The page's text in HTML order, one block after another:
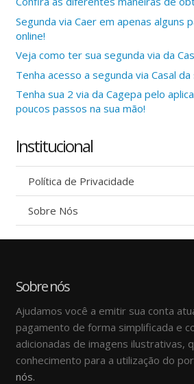
Segunda via Caer em apenas alguns
online!
Veja como ter sua segunda via da
Tenha acesso a segunda via Casal
Tenha sua 2 via da Cagepa pelo
poucos passos na sua mão!
Institucional
Política de Privacidade
Sobre Nós
Sobre nós
Ajudamos você a emitir sua conta
pagamento de forma simplificada e
adicionadas de imagens ilustrativas,
conhecimento para a utilização do
nós.